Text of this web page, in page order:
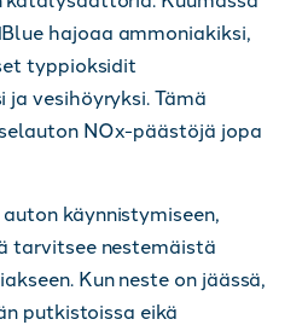
hajoaa ammoniakiksi,
typpioksidit
vesihöyryksi. Tämä
NOx-päästöjä jopa
käynnistymiseen,
tarvitsee nestemäistä
Kun neste on jäässä,
putkistoissa eikä